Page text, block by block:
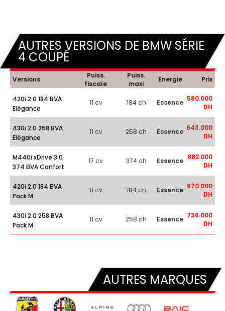
AUTRES VERSIONS DE BMW SÉRIE
4 COUPÉ
Versions
Puiss.
fiscale
Puiss.
maxi
Energie Prix
420i 2.0 184 BVA
Elégance
11 cv 184 ch Essence 580.000
DH
430i 2.0 258 BVA
Elégance
11 cv 258 ch Essence 643.000
DH
M440i xDrive 3.0
374 BVA Confort
17 cv 374 ch Essence 882.000
DH
420i 2.0 184 BVA
Pack M
11 cv 184 ch Essence 670.000
DH
430i 2.0 258 BVA
Pack M
11 cv 258 ch Essence 736.000
DH
AUTRES MARQUES